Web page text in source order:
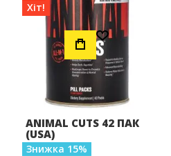
Додати до Списку Бажань
Хіт!
ANIMAL CUTS 42 ПАК
(USA)
Знижка 15